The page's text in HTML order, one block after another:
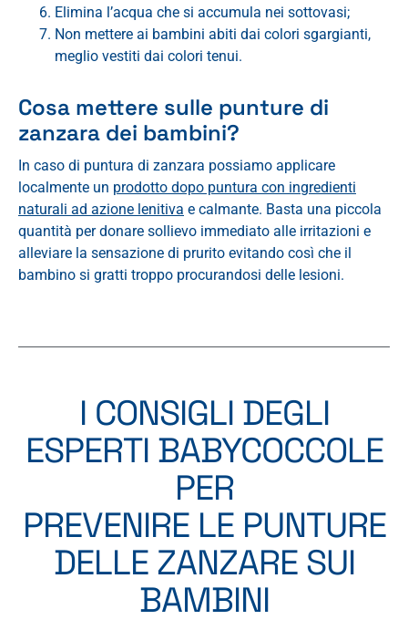
Elimina l’acqua che si accumula nei sottovasi;
Non mettere ai bambini abiti dai colori sgargianti,
meglio vestiti dai colori tenui.
Cosa mettere sulle punture di
zanzara dei bambini?
In caso di puntura di zanzara possiamo applicare
localmente un prodotto dopo puntura con ingredienti
naturali ad azione lenitiva e calmante. Basta una piccola
quantità per donare sollievo immediato alle irritazioni e
alleviare la sensazione di prurito evitando così che il
bambino si gratti troppo procurandosi delle lesioni.
I CONSIGLI DEGLI
ESPERTI BABYCOCCOLE
PER
PREVENIRE LE PUNTURE
DELLE ZANZARE SUI
BAMBINI